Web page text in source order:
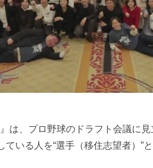
は、プロ野球のドラフト会議に
ている人を“選手（移住志望者）”